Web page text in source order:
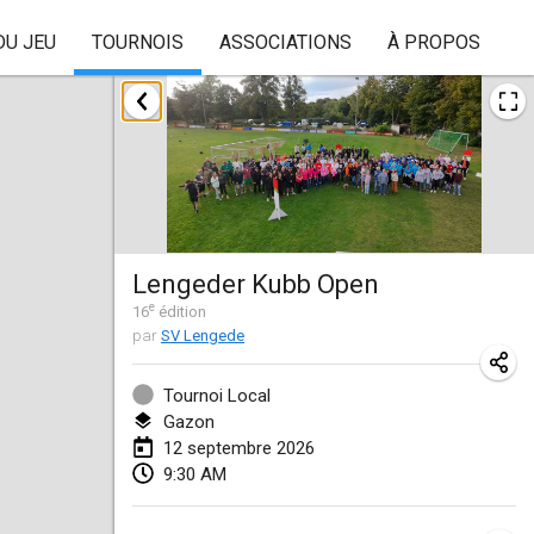
JEU TOURNOIS ASSOCIATIONS À PROPOS
Lengeder Kubb Open
16e édition
par SV Lengede
Tournoi Local
Gazon
12 septembre 2026
9:30 AM
août 2026
Beloit Kubb Open
8 août 2026|États-Unis
Mighty Kubber
8 août 2026 |Suisse
15 août 2026|Allemagne
Kubbtornooi De Rode Lantaarn
15 août 2026|Belgique
Pennsylvania Kubb Championship